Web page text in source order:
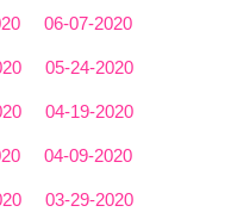
06-07-2020
05-24-2020
04-19-2020
04-09-2020
03-29-2020